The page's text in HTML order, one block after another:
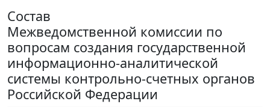
Состав
Межведомственной комиссии по
вопросам создания государственной
информационно-аналитической
системы контрольно-счетных органов
Российской Федерации